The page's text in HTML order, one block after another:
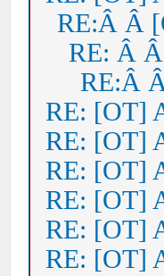
RE:Â Â
RE: Â
RE:Â
RE: [OT]
RE: [OT]
RE: [OT]
RE: [OT]
RE: [OT]
RE: [OT]